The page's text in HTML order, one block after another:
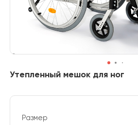
Утепленный мешок для ног
Размер